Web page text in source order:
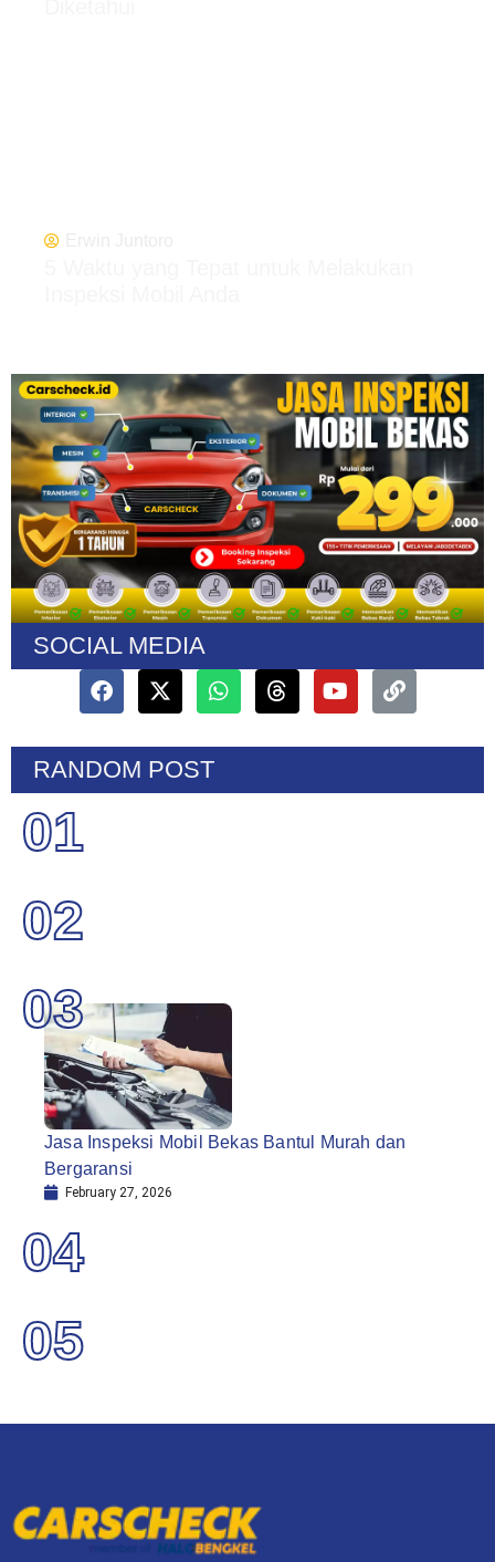
SOCIAL MEDIA
RANDOM POST
01
02
Jasa Inspeksi Mobil Bekas Bantul Murah dan
Bergaransi
February 27, 2026
03
04
05